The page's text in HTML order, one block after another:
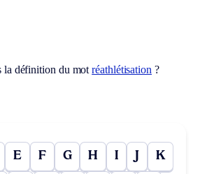
la définition du motréathlétisation ?
E F G H I J K